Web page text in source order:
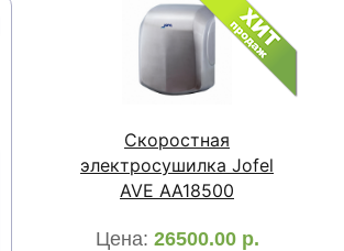
Скоростная
электросушилка Jofel
AVE AA18500
Цена: 26500.00 р.